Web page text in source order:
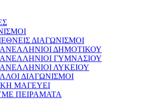
ΔΙΑΓΩΝΙΣΜΟΙ
ΔΗΜΟΤΙΚΟΥ
ΓΥΜΝΑΣΙΟΥ
ΛΥΚΕΙΟΥ
ΔΙΑΓΩΝΙΣΜΟΙ
ΜΑΓΕΥΕΙ
ΠΕΙΡΑΜΑΤΑ